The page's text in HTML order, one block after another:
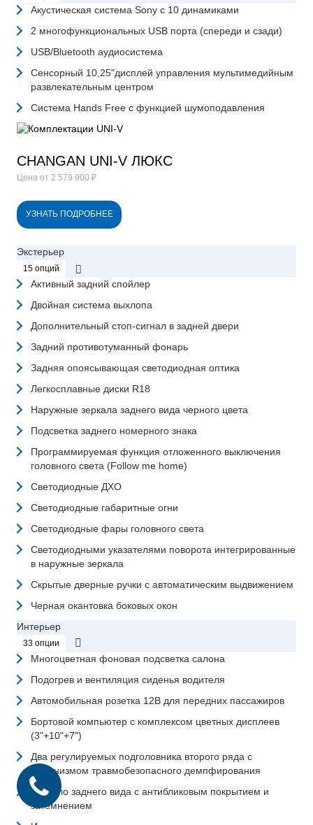
Акустическая система Sony с 10 динамиками
2 многофункциональных USB порта (спереди и сзади)
USB/Bluetooth аудиосистема
Сенсорный 10,25"дисплей управления мультимедийным
развлекательным центром
Система Hands Free с функцией шумоподавления
CHANGAN UNI-V ЛЮКС
Цена от 2 579 900 ₽
УЗНАТЬ ПОДРОБНЕЕ
Экстерьер
15 опций
Активный задний спойлер
Двойная система выхлопа
Дополнительный стоп-сигнал в задней двери
Задний противотуманный фонарь
Задняя опоясывающая светодиодная оптика
Легкосплавные диски R18
Наружные зеркала заднего вида черного цвета
Подсветка заднего номерного знака
Программируемая функция отложенного выключения
головного света (Follow me home)
Светодиодные ДХО
Светодиодные габаритные огни
Светодиодные фары головного света
Светодиодными указателями поворота интегрированные
в наружные зеркала
Скрытые дверные ручки с автоматическим выдвижением
Черная окантовка боковых окон
Интерьер
33 опции
Многоцветная фоновая подсветка салона
Подогрев и вентиляция сиденья водителя
Автомобильная розетка 12В для передних пассажиров
Бортовой компьютер с комплексом цветных дисплеев
(3"+10"+7")
Два регулируемых подголовника второго ряда с
механизмом травмобезопасного демпфирования
Зеркало заднего вида с антибликовым покрытием и
затемнением